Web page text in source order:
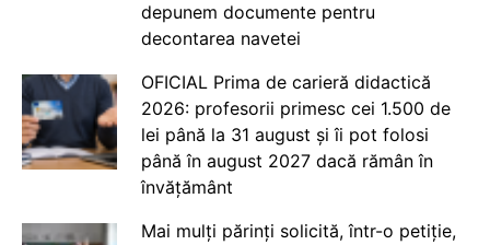
depunem documente pentru
decontarea navetei
OFICIAL Prima de carieră didactică
2026: profesorii primesc cei 1.500 de
lei până la 31 august și îi pot folosi
până în august 2027 dacă rămân în
învățământ
Mai mulți părinți solicită, într-o petiție,